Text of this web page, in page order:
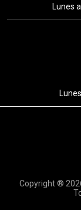
Lunes
Copyright ®